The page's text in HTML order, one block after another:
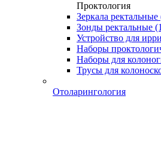
Проктология
Зеркала ректальные
Зонды ректальные
Устройство для
Наборы
Наборы для
Трусы для
Отоларингология